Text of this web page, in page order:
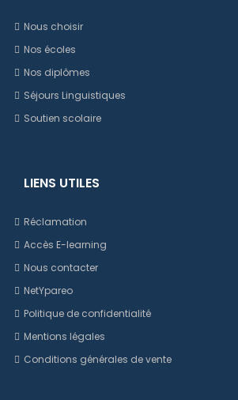
Nous choisir
Nos écoles
Nos diplômes
Séjours Linguistiques
Soutien scolaire
LIENS UTILES
Réclamation
Accès E-learning
Nous contacter
NetYpareo
Politique de confidentialité
Mentions légales
Conditions générales de vente